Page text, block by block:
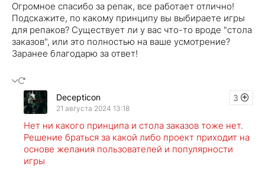
Огромное спасибо за репак, все работает отлично!
Подскажите, по какому принципу вы выбираете игры
для репаков? Существует ли у вас что-то вроде "стола
заказов", или это полностью на ваше усмотрение?
Заранее благодарю за ответ!
3
Decepticon
21 августа 2024 13:18
Нет ни какого принципа и стола заказов тоже нет.
Решение браться за какой либо проект приходит на
основе желания пользователей и популярности
игры